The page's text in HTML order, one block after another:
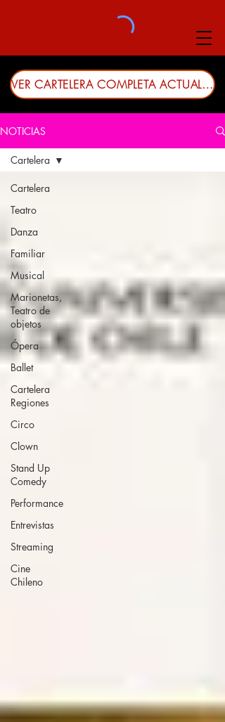
VER CARTELERA COMPLETA ACTUALIZADA
NOTICIAS
Cartelera
Teatro
Danza
Familiar
Musical
Marionetas,
Teatro de
objetos
Ópera
Ballet
Cartelera
Regiones
Circo
Clown
Stand Up
Comedy
Performance
Entrevistas
Streaming
Cine
Chileno
Cartelera